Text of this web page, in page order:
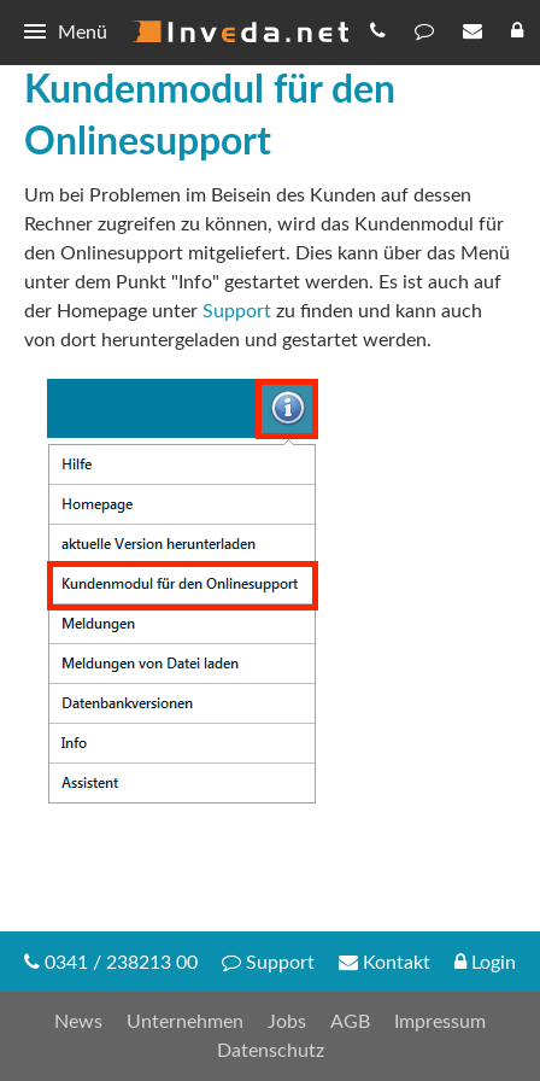
Menü
IBePro
BiPRO
Provisionsabrechnung
Serienmail
360 Grad-Sicht
Bestellen
Preisliste
Registrierung
Download
IBePro
Abfragen
Demo
Updates
Datenschutz
Kundenmodul für den
Onlinesupport
Um bei Problemen im Beisein des Kunden auf dessen
Rechner zugreifen zu können, wird das Kundenmodul für
den Onlinesupport mitgeliefert. Dies kann über das Menü
unter dem Punkt "Info" gestartet werden. Es ist auch auf
der Homepage unter Support zu finden und kann auch
von dort heruntergeladen und gestartet werden.
0341 / 238213 00 Support Kontakt Login
News Unternehmen Jobs AGB
Impressum
Datenschutz